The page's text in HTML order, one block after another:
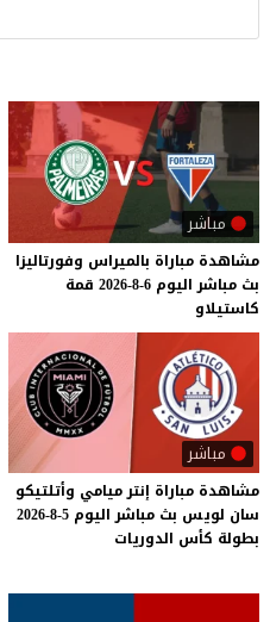
مباشر
مشاهدة مباراة بالميراس وفورتاليزا
بث مباشر اليوم 6-8-2026
قمة
كاستيلاو
مباشر
مشاهدة مباراة إنترميامي وأتلتيكو
سان لويس بث مباشر اليوم 5-8-2026
بطولة كأس الدوريات